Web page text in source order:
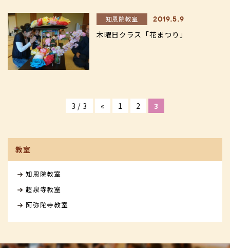
知恩院教室 2019.5.9
木曜日クラス「花まつり」
3 / 3 « 1 2 3
教室
知恩院教室
超泉寺教室
阿弥陀寺教室